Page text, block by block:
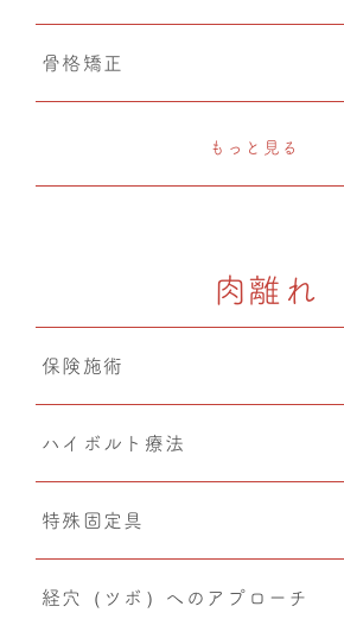
骨格矯正
CMC筋膜ストレッチ（リリース）
もっと見る
肉離れ
保険施術
ハイボルト療法
特殊固定具
経穴（ツボ）へのアプローチ